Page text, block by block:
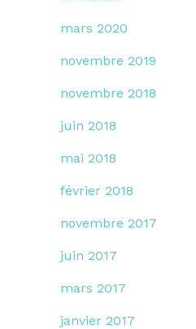
mars 2020
novembre 2019
novembre 2018
juin 2018
mai 2018
février 2018
novembre 2017
juin 2017
mars 2017
janvier 2017